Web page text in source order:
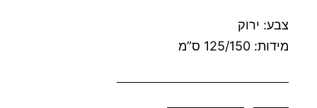
צבע: ירוק
מידות: 125/150 ס”מ